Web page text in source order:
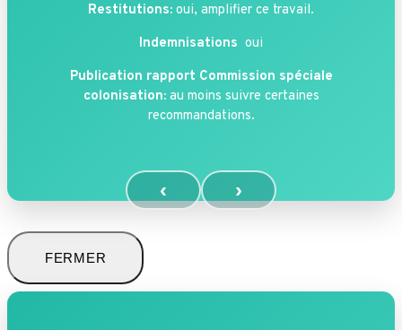
Restitutions: oui, amplifier ce travail.
Indemnisations oui
Publication rapport Commission spéciale
colonisation: au moins suivre certaines
recommandations.
‹ ›
FERMER